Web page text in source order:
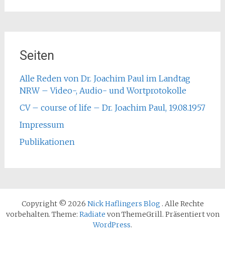
Seiten
Alle Reden von Dr. Joachim Paul im Landtag
NRW – Video-, Audio- und Wortprotokolle
CV – course of life – Dr. Joachim Paul, 19.08.1957
Impressum
Publikationen
Copyright © 2026 Nick Haflingers Blog . Alle Rechte
vorbehalten. Theme: Radiate von ThemeGrill. Präsentiert von
WordPress.